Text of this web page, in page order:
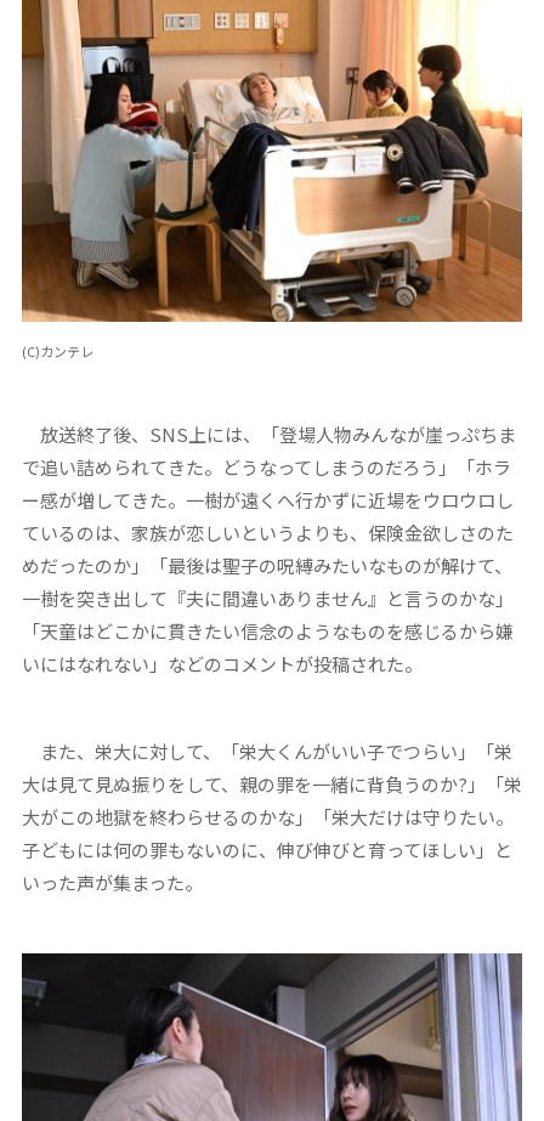
(C)カンテレ
放送終了後、SNS上には、「登場人物みんなが崖っぷちま
で追い詰められてきた。どうなってしまうのだろう」「ホラ
ー感が増してきた。一樹が遠くへ行かずに近場をウロウロし
ているのは、家族が恋しいというよりも、保険金欲しさのた
めだったのか」「最後は聖子の呪縛みたいなものが解けて、
一樹を突き出して『夫に間違いありません』と言うのかな」
「天童はどこかに貫きたい信念のようなものを感じるから嫌
いにはなれない」などのコメントが投稿された。
また、栄大に対して、「栄大くんがいい子でつらい」「栄
大は見て見ぬ振りをして、親の罪を一緒に背負うのか?」「栄
大がこの地獄を終わらせるのかな」「栄大だけは守りたい。
子どもには何の罪もないのに、伸び伸びと育ってほしい」と
いった声が集まった。